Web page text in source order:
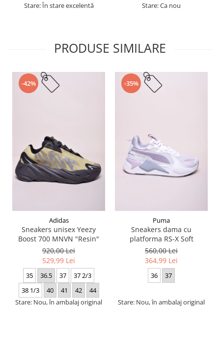
Stare: În stare excelentă Stare: Ca nou
PRODUSE SIMILARE
-42%
Adidas
Sneakers unisex Yeezy
Boost 700 MNVN "Resin"
920,00 Lei
529,99 Lei
35 36.5 37
37 2/3
38 1/3
40 41 42
44
Stare: Nou, în ambalaj original
-35%
Puma
Sneakers dama cu
platforma RS-X Soft
560,00 Lei
364,99 Lei
36 37
Stare: Nou, în ambalaj original